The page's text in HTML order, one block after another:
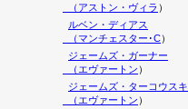
（アストン・ヴィラ ）
ルベン・ディアス
（マンチェスター･C）
ジェームズ・ガーナー
（エヴァートン）
ジェームズ・ターコウスキ
（エヴァートン）